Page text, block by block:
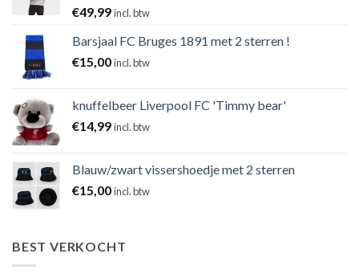
€49,99incl. btw
Barsjaal FC Bruges 1891 met 2 sterren !
€15,00incl. btw
knuffelbeer Liverpool FC 'Timmy bear'
€14,99incl. btw
Blauw/zwart vissershoedje met 2 sterren
€15,00incl. btw
BEST VERKOCHT